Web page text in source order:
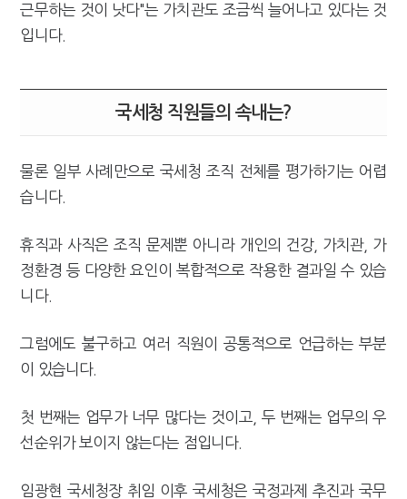
근무하는 것이 낫다"는 가치관도 조금씩 늘어나고 있다는 것
입니다.
국세청 직원들의 속내는?
물론 일부 사례만으로 국세청 조직 전체를 평가하기는 어렵
습니다.
휴직과 사직은 조직 문제뿐 아니라 개인의 건강, 가치관, 가
정환경 등 다양한 요인이 복합적으로 작용한 결과일 수 있습
니다.
그럼에도 불구하고 여러 직원이 공통적으로 언급하는 부분
이 있습니다.
첫 번째는 업무가 너무 많다는 것이고, 두 번째는 업무의 우
선순위가 보이지 않는다는 점입니다.
임광현 국세청장 취임 이후 국세청은 국정과제 추진과 국무